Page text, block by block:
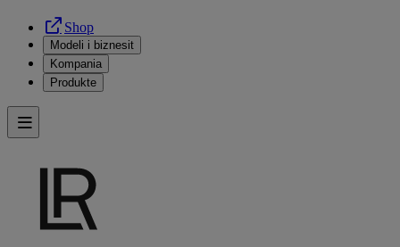
Shop
Modeli i biznesit
Kompania
Produkte